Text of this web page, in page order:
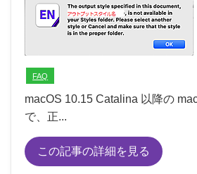
FAQ
macOS 10.15 Catalina 以降の
で、正...
この記事の詳細を見る